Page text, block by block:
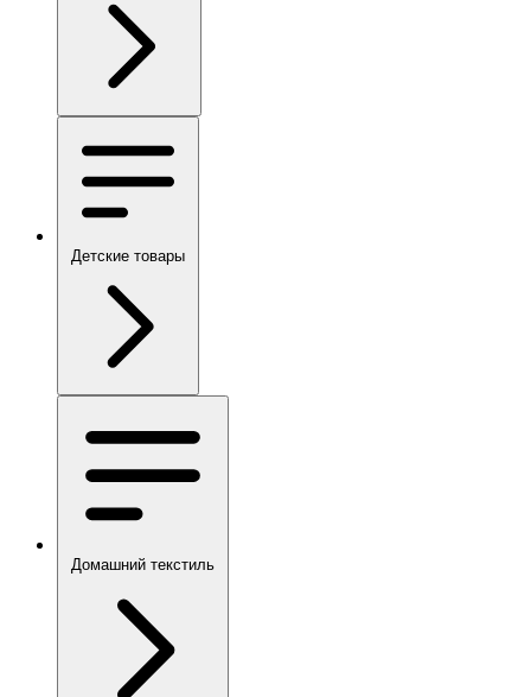
Детские товары
Домашний текстиль